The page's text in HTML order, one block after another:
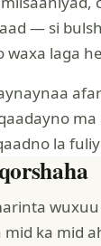
— si
waxa laga
la
mid ka mid